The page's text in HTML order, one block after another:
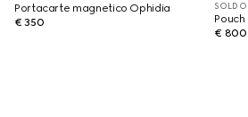
Portacarte magnetico Ophidia
€ 350
SOLD
€ 800